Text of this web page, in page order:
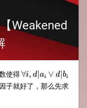
Weakened
使得\forall
i,d|a_i\lor
∀i, d∣ ai ∨ d ∣bi
子就好了，那么先求